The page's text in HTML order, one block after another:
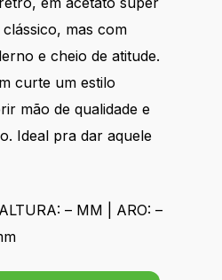
mas com
e cheio de atitude.
curte um estilo
mão de qualidade e
Ideal pra dar aquele
– MM | ARO: –